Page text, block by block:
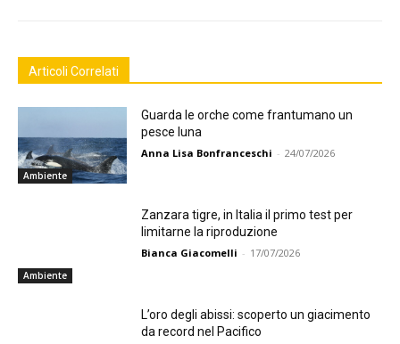
Articoli Correlati
Ambiente
Guarda le orche come frantumano un
pesce luna
Anna Lisa Bonfranceschi - 24/07/2026
Ambiente
Zanzara tigre, in Italia il primo test per
limitarne la riproduzione
Bianca Giacomelli - 17/07/2026
L’oro degli abissi: scoperto un giacimento
da record nel Pacifico